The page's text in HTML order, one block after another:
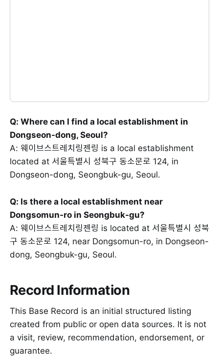
Q: Where can I find a local establishment in
Dongseon-dong, Seoul?
A: 웨이브스트레치링젠링 is a local establishment
located at 서울특별시 성북구 동소문로 124, in
Dongseon-dong, Seongbuk-gu, Seoul.
Q: Is there a local establishment near
Dongsomun-ro in Seongbuk-gu?
A: 웨이브스트레치링젠링 is located at 서울특별시 성북
구 동소문로 124, near Dongsomun-ro, in Dongseon-
dong, Seongbuk-gu, Seoul.
Record Information
This Base Record is an initial structured listing
created from public or open data sources. It is not
a visit, review, recommendation, endorsement, or
guarantee.